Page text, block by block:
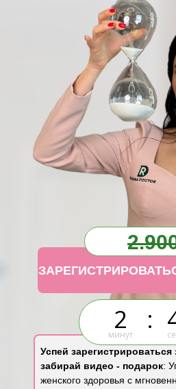
Успей
забирай видео - подарок:
женского здоровья с
2
минут :